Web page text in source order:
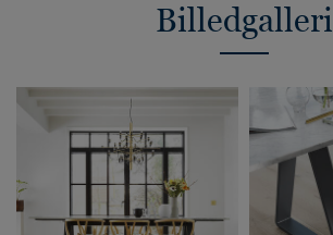
Billedgalleri